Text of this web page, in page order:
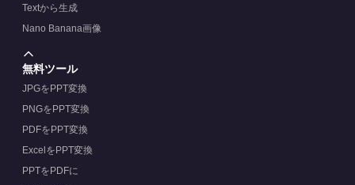
Textから生成
Nano Banana画像
無料ツール
JPGをPPT変換
PNGをPPT変換
PDFをPPT変換
ExcelをPPT変換
PPTをPDFに